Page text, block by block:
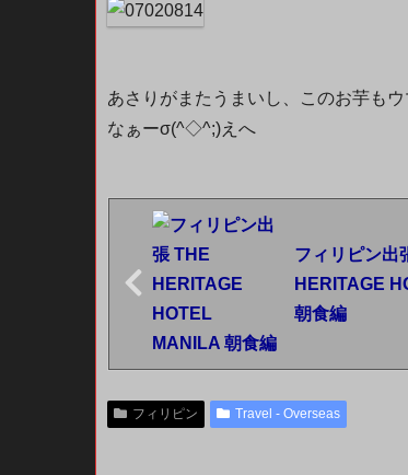
あさりがまたうまいし、このお芋も
なぁーσ(^◇^;)えへ
フィリピン出
HERITAGE
朝食編
フィリピン Travel - Overseas